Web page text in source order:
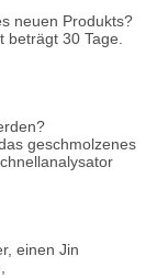
neuen Produkts?
beträgt 30 Tage.
geschmolzenes
einen Jin